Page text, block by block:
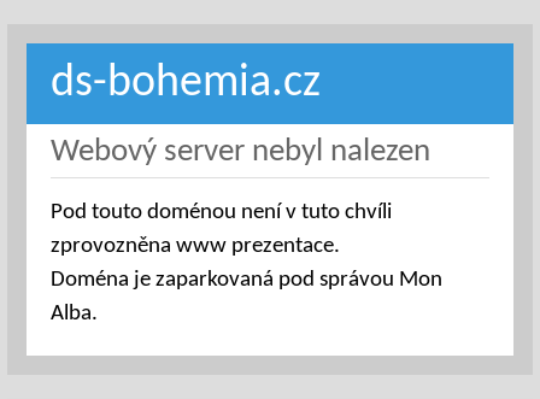
ds-bohemia.cz
Webový server nebyl nalezen
Pod touto doménou není v tuto chvíli
zprovozněna www prezentace.
Doména je zaparkovaná pod správou Mon
Alba.